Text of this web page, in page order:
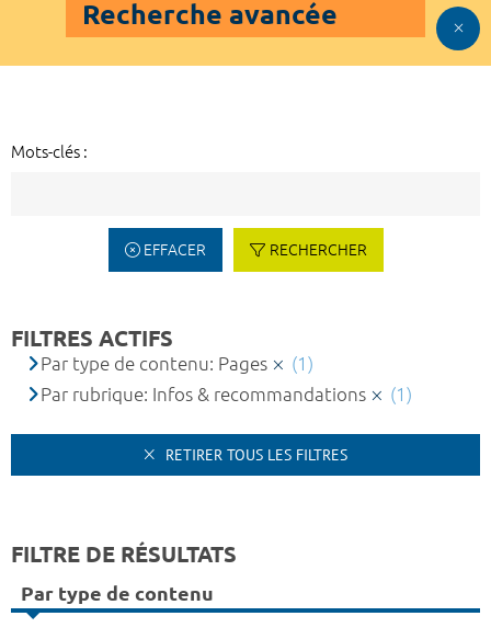
Recherche avancée
Mots-clés :
EFFACER RECHERCHER
FILTRES ACTIFS
Par type de contenu: Pages
(1)
Par rubrique: Infos & recommandations
(1)
RETIRER TOUS LES FILTRES
FILTRE DE RÉSULTATS
Par type de contenu